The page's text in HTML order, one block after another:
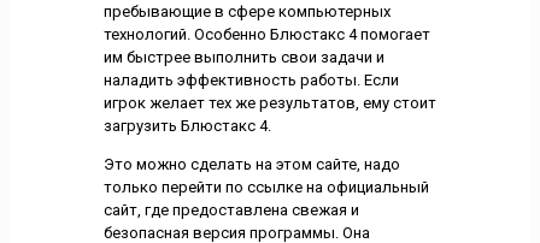
пребывающие в сфере компьютерных
технологий. Особенно Блюстакс 4 помогает
им быстрее выполнить свои задачи и
наладить эффективность работы. Если
игрок желает тех же результатов, ему стоит
загрузить Блюстакс 4.
Это можно сделать на этом сайте, надо
только перейти по ссылке на официальный
сайт, где предоставлена свежая и
безопасная версия программы. Она